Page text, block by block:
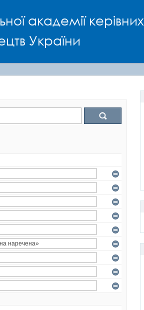
академії керівних
України